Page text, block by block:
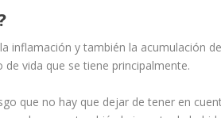
inflamación y también la acumulación
vida que se tiene principalmente.
que no hay que dejar de tener en